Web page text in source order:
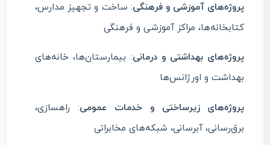
پروژه‌های آموزشی و فرهنگی: ساخت و تجهیز مدارس،
کتابخانه‌ها، مراکز آموزشی و فرهنگی
پروژه‌های بهداشتی و درمانی: بیمارستان‌ها، خانه‌های
بهداشت و اورژانس‌ها
پروژه‌های زیرساختی و خدمات عمومی: راهسازی،
برق‌رسانی، آبرسانی، شبکه‌های مخابراتی